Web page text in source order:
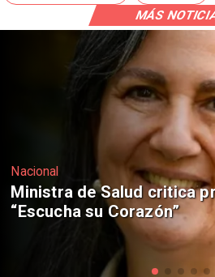
MÁS
Nacional
Corte de Apelaciones
anulación de absolución